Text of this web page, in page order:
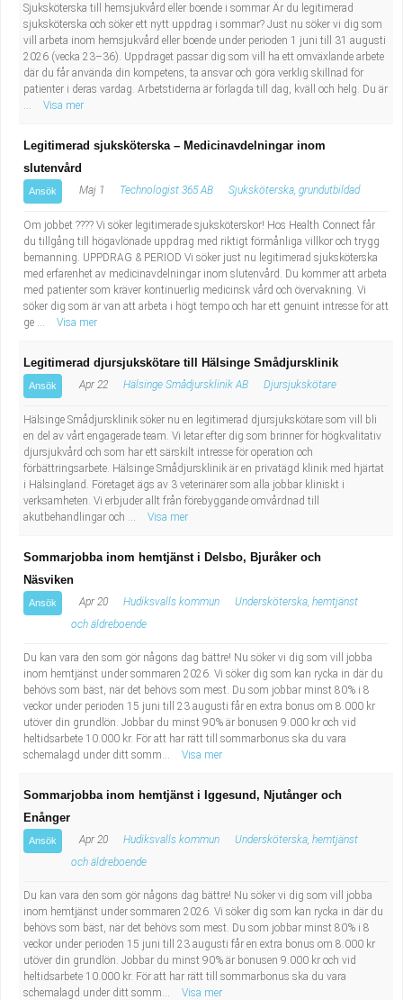
Sjuksköterska till hemsjukvård eller boende i sommar Är du legitimerad
sjuksköterska och söker ett nytt uppdrag i sommar? Just nu söker vi dig som
vill arbeta inom hemsjukvård eller boende under perioden 1 juni till 31 augusti
2026 (vecka 23–36). Uppdraget passar dig som vill ha ett omväxlande arbete
där du får använda din kompetens, ta ansvar och göra verklig skillnad för
patienter i deras vardag. Arbetstiderna är förlagda till dag, kväll och helg. Du är
...
Visa mer
Legitimerad sjuksköterska – Medicinavdelningar inom
slutenvård
Ansök Maj 1 Technologist 365 AB Sjuksköterska, grundutbildad
Om jobbet ???? Vi söker legitimerade sjuksköterskor! Hos Health Connect får
du tillgång till högavlönade uppdrag med riktigt förmånliga villkor och trygg
bemanning. UPPDRAG & PERIOD Vi söker just nu legitimerad sjuksköterska
med erfarenhet av medicinavdelningar inom slutenvård. Du kommer att arbeta
med patienter som kräver kontinuerlig medicinsk vård och övervakning. Vi
söker dig som är van att arbeta i högt tempo och har ett genuint intresse för att
ge ...
Visa mer
Legitimerad djursjukskötare till Hälsinge Smådjursklinik
Ansök Apr 22 Hälsinge Smådjursklinik AB Djursjukskötare
Hälsinge Smådjursklinik söker nu en legitimerad djursjukskötare som vill bli
en del av vårt engagerade team. Vi letar efter dig som brinner för högkvalitativ
djursjukvård och som har ett särskilt intresse för operation och
förbättringsarbete. Hälsinge Smådjursklinik är en privatägd klinik med hjärtat
i Hälsingland. Företaget ägs av 3 veterinärer som alla jobbar kliniskt i
verksamheten. Vi erbjuder allt från förebyggande omvårdnad till
akutbehandlingar och ...
Visa mer
Sommarjobba inom hemtjänst i Delsbo, Bjuråker och
Näsviken
Ansök Apr 20 Hudiksvalls kommun
Undersköterska, hemtjänst
och äldreboende
Du kan vara den som gör någons dag bättre! Nu söker vi dig som vill jobba
inom hemtjänst under sommaren 2026. Vi söker dig som kan rycka in där du
behövs som bäst, när det behövs som mest. Du som jobbar minst 80% i 8
veckor under perioden 15 juni till 23 augusti får en extra bonus om 8.000 kr
utöver din grundlön. Jobbar du minst 90% är bonusen 9.000 kr och vid
heltidsarbete 10.000 kr. För att har rätt till sommarbonus ska du vara
schemalagd under ditt somm...
Visa mer
Sommarjobba inom hemtjänst i Iggesund, Njutånger och
Enånger
Ansök Apr 20 Hudiksvalls kommun
Undersköterska, hemtjänst
och äldreboende
Du kan vara den som gör någons dag bättre! Nu söker vi dig som vill jobba
inom hemtjänst under sommaren 2026. Vi söker dig som kan rycka in där du
behövs som bäst, när det behövs som mest. Du som jobbar minst 80% i 8
veckor under perioden 15 juni till 23 augusti får en extra bonus om 8.000 kr
utöver din grundlön. Jobbar du minst 90% är bonusen 9.000 kr och vid
heltidsarbete 10.000 kr. För att har rätt till sommarbonus ska du vara
schemalagd under ditt somm...
Visa mer